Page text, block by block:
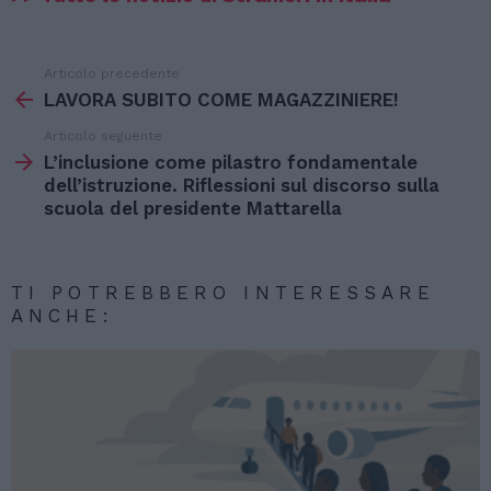
di
Articolo precedente
LAVORA SUBITO COME MAGAZZINIERE!
Articolo seguente
L’inclusione come pilastro fondamentale
dell’istruzione. Riflessioni sul discorso sulla
scuola del presidente Mattarella
TI POTREBBERO INTERESSARE
ANCHE: